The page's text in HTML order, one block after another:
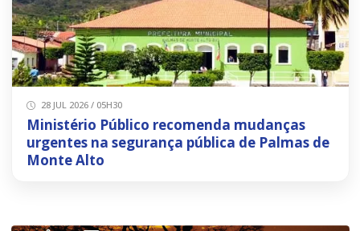
28 JUL 2026 / 05H30
Ministério Público recomenda mudanças
urgentes na segurança pública de Palmas de
Monte Alto